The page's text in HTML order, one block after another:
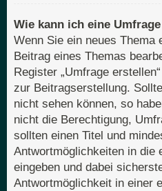
Wie kann ich eine
Wenn Sie ein neues Thema
Beitrag eines Themas
Register „Umfrage
zur Beitragserstellung.
nicht sehen können, so
nicht die Berechtigung,
sollten einen Titel und
Antwortmöglichkeiten in die
eingeben und dabei
Antwortmöglichkeit in einer